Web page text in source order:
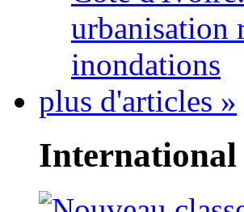
urbanisation
inondations
plus d'articles »
International